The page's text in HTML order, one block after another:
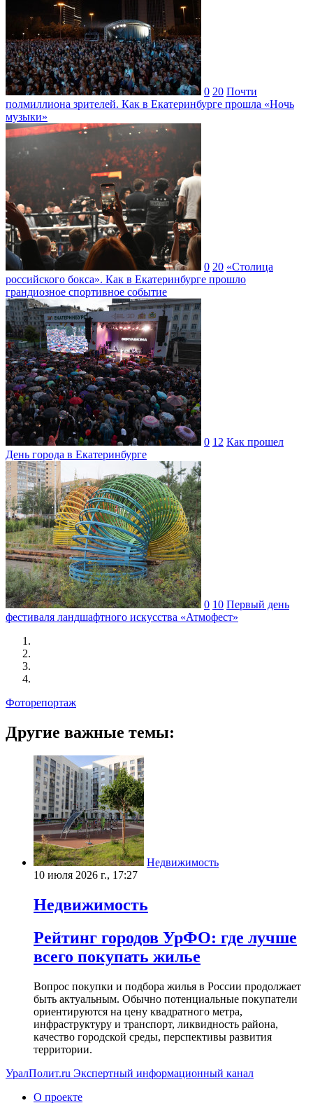
0 20 Почти
полмиллиона зрителей. Как в Екатеринбурге прошла «Ночь
музыки»
0 20 «Столица
российского бокса». Как в Екатеринбурге прошло
грандиозное спортивное событие
0 12 Как прошел
День города в Екатеринбурге
0 10 Первый день
фестиваля ландшафтного искусства «Атмофест»
Фоторепортаж
Другие важные темы:
Недвижимость
10 июля 2026 г., 17:27
Недвижимость
Рейтинг городов УрФО: где лучше
всего покупать жилье
Вопрос покупки и подбора жилья в России продолжает
быть актуальным. Обычно потенциальные покупатели
ориентируются на цену квадратного метра,
инфраструктуру и транспорт, ликвидность района,
качество городской среды, перспективы развития
территории.
УралПолит.ru Экспертный информационный канал
О проекте